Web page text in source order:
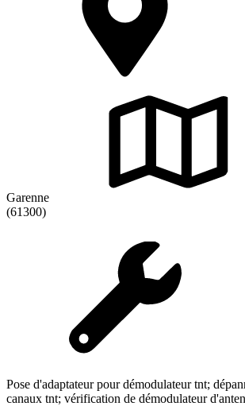
Garenne
(61300)
Pose d'adaptateur pour démodulateur tnt;
canaux tnt; vérification de démodulateur